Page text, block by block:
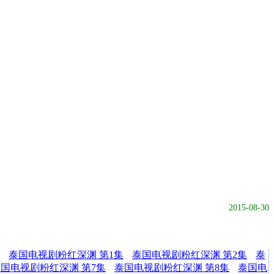
2015-08-30
泰国电视剧粉红深渊 第1集 泰国电视剧粉红深渊 第2集
泰
电视剧粉红深渊 第7集
泰国电视剧粉红深渊 第8集 泰国电